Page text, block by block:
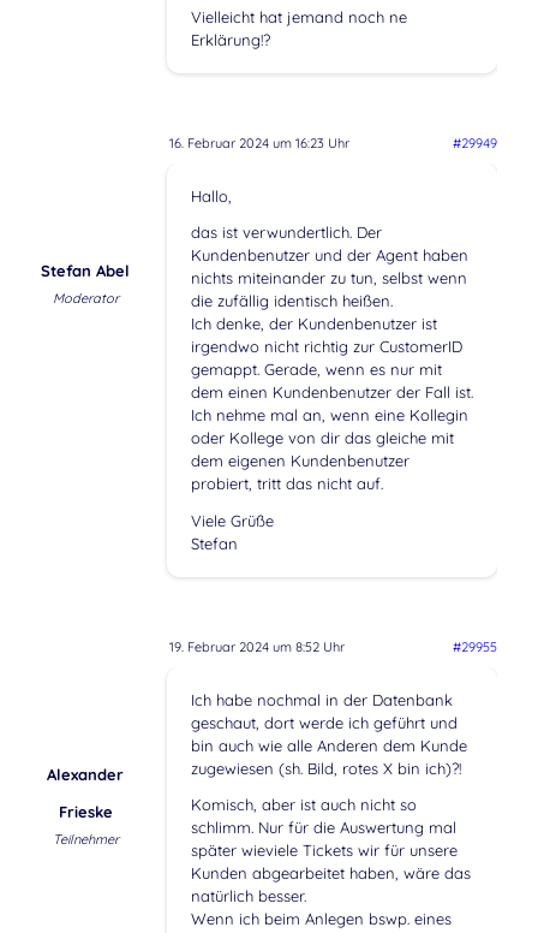
Vielleicht hat jemand noch ne
Erklärung!?
16. Februar 2024 um 16:23 Uhr #29949
Stefan Abel
Moderator
Hallo,
das ist verwundertlich. Der
Kundenbenutzer und der Agent haben
nichts miteinander zu tun, selbst wenn
die zufällig identisch heißen.
Ich denke, der Kundenbenutzer ist
irgendwo nicht richtig zur CustomerID
gemappt. Gerade, wenn es nur mit
dem einen Kundenbenutzer der Fall ist.
Ich nehme mal an, wenn eine Kollegin
oder Kollege von dir das gleiche mit
dem eigenen Kundenbenutzer
probiert, tritt das nicht auf.
Viele Grüße
Stefan
19. Februar 2024 um 8:52 Uhr #29955
Alexander
Frieske
Teilnehmer
Ich habe nochmal in der Datenbank
geschaut, dort werde ich geführt und
bin auch wie alle Anderen dem Kunde
zugewiesen (sh. Bild, rotes X bin ich)?!
Komisch, aber ist auch nicht so
schlimm. Nur für die Auswertung mal
später wieviele Tickets wir für unsere
Kunden abgearbeitet haben, wäre das
natürlich besser.
Wenn ich beim Anlegen bswp. eines